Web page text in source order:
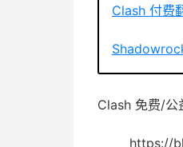
Clash 付费
Clash 免费/公
https://